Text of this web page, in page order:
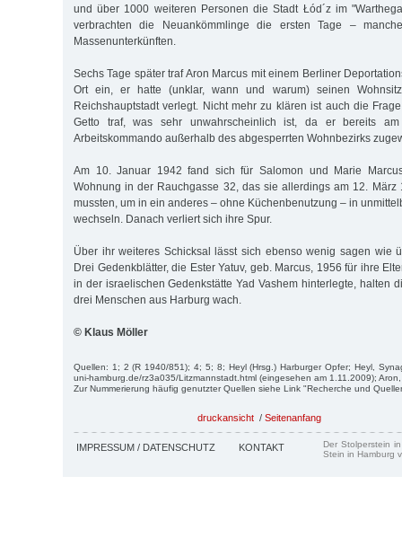
und über 1000 weiteren Personen die Stadt Łód´z im
verbrachten die Neuankömmlinge die ersten Tage –
Massenunterkünften.
Sechs Tage später traf Aron Marcus mit einem Berliner
Ort ein, er hatte (unklar, wann und warum) seinen
Reichshauptstadt verlegt. Nicht mehr zu klären ist auch die
Getto traf, was sehr unwahrscheinlich ist, da er bereits
Arbeitskommando außerhalb des abgesperrten Wohnbezirks
Am 10. Januar 1942 fand sich für Salomon und Marie
Wohnung in der Rauchgasse 32, das sie allerdings am 12. März
mussten, um in ein anderes – ohne Küchenbenutzung – in
wechseln. Danach verliert sich ihre Spur.
Über ihr weiteres Schicksal lässt sich ebenso wenig sagen wie
Drei Gedenkblätter, die Ester Yatuv, geb. Marcus, 1956 für ihre
in der israelischen Gedenkstätte Yad Vashem hinterlegte, halten
drei Menschen aus Harburg wach.
© Klaus Möller
Quellen: 1; 2 (R 1940/851); 4; 5; 8; Heyl (Hrsg.) Harburger Opfer; Heyl,
uni-hamburg.de/rz3a035/Litzmannstadt.html (eingesehen am 1.11.2009);
Zur Nummerierung häufig genutzter Quellen siehe Link "Recherche und
druckansicht / Seitenanfang
IMPRESSUM / DATENSCHUTZ KONTAKT
Der Stolperstein
Stein in Hamburg